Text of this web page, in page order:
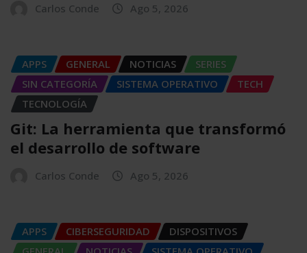
Carlos Conde Ago 5, 2026
APPS GENERAL NOTICIAS
SERIES
SIN CATEGORÍA
SISTEMA OPERATIVO
TECH
TECNOLOGÍA
Git: La herramienta que transformó
el desarrollo de software
Carlos Conde Ago 5, 2026
APPS CIBERSEGURIDAD
DISPOSITIVOS